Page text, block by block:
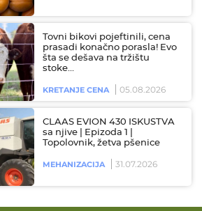
Tovni bikovi pojeftinili, cena
prasadi konačno porasla! Evo
šta se dešava na tržištu
stoke…
KRETANJE CENA 05.08.2026
CLAAS EVION 430 ISKUSTVA
sa njive | Epizoda 1 |
Topolovnik, žetva pšenice
MEHANIZACIJA 31.07.2026